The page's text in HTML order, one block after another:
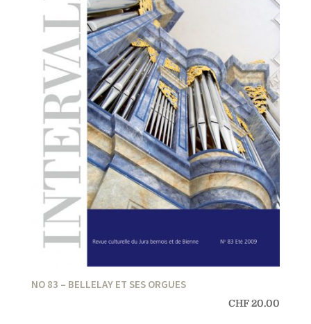
NO 83 – BELLELAY ET SES ORGUES
CHF20.00